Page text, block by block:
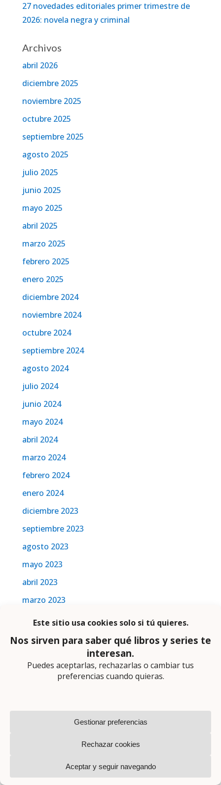
27 novedades editoriales primer trimestre de
2026: novela negra y criminal
Archivos
abril 2026
diciembre 2025
noviembre 2025
octubre 2025
septiembre 2025
agosto 2025
julio 2025
junio 2025
mayo 2025
abril 2025
marzo 2025
febrero 2025
enero 2025
diciembre 2024
noviembre 2024
octubre 2024
septiembre 2024
agosto 2024
julio 2024
junio 2024
mayo 2024
abril 2024
marzo 2024
febrero 2024
enero 2024
diciembre 2023
septiembre 2023
agosto 2023
mayo 2023
abril 2023
marzo 2023
febrero 2023
enero 2023
noviembre 2022
marzo 2022